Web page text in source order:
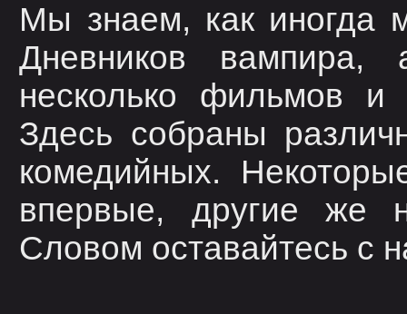
Мы знаем, как иногда
Дневников вампира,
несколько фильмов
Здесь собраны
комедийных.
впервые, другие же
Словом оставайтесь с